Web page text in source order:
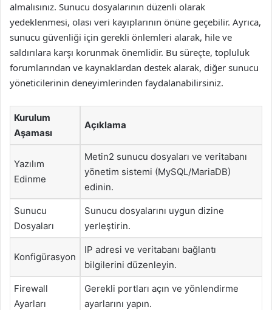
almalısınız. Sunucu dosyalarının düzenli olarak
yedeklenmesi, olası veri kayıplarının önüne geçebilir. Ayrıca,
sunucu güvenliği için gerekli önlemleri alarak, hile ve
saldırılara karşı korunmak önemlidir. Bu süreçte, topluluk
forumlarından ve kaynaklardan destek alarak, diğer sunucu
yöneticilerinin deneyimlerinden faydalanabilirsiniz.
Kurulum
Aşaması
Açıklama
Yazılım
Edinme
Metin2 sunucu dosyaları ve veritabanı
yönetim sistemi (MySQL/MariaDB)
edinin.
Sunucu
Dosyaları
Sunucu dosyalarını uygun dizine
yerleştirin.
Konfigürasyon
IP adresi ve veritabanı bağlantı
bilgilerini düzenleyin.
Firewall
Ayarları
Gerekli portları açın ve yönlendirme
ayarlarını yapın.